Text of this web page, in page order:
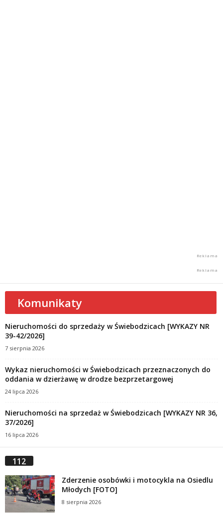
Komunikaty
Nieruchomości do sprzedaży w Świebodzicach [WYKAZY NR
39-42/2026]
7 sierpnia 2026
Wykaz nieruchomości w Świebodzicach przeznaczonych do
oddania w dzierżawę w drodze bezprzetargowej
24 lipca 2026
Nieruchomości na sprzedaż w Świebodzicach [WYKAZY NR 36,
37/2026]
16 lipca 2026
112
Zderzenie osobówki i motocykla na Osiedlu
Młodych [FOTO]
8 sierpnia 2026